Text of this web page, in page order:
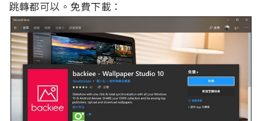
跳轉都可以。免費下載：